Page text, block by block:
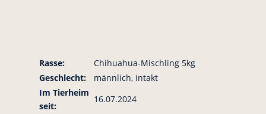
Rasse:
Chihuahua-Mischling 5kg
Geschlecht:
männlich, intakt
Im Tierheim
seit:
16.07.2024